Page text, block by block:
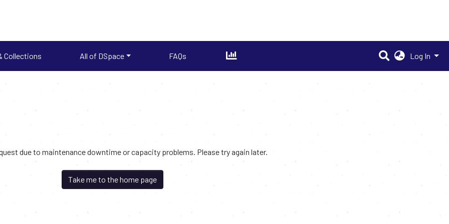
Collections All of DSpace FAQs Log In
due to maintenance downtime or capacity problems. Please try again later.
Take me to the home page